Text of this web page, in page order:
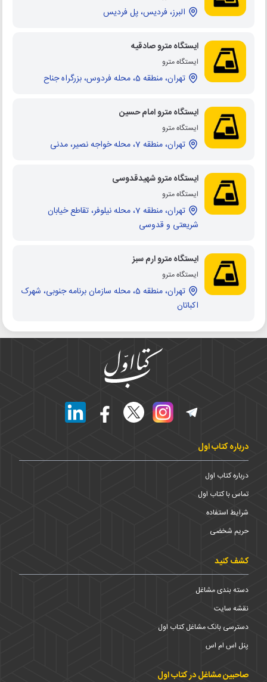
البرز، فردیس، پل فردیس
ایستگاه مترو صادقیه
ایستگاه مترو
تهران، منطقه 5، محله فردوس، بزرگراه جناح
ایستگاه مترو امام حسین
ایستگاه مترو
تهران، منطقه 7، محله خواجه نصیر، مدنی
ایستگاه مترو شهیدقدوسی
ایستگاه مترو
تهران، منطقه 7، محله نیلوفر، تقاطع خیابان
شریعتی و قدوسی
ایستگاه مترو ارم سبز
ایستگاه مترو
تهران، منطقه 5، محله سازمان برنامه جنوبی، شهرک
اکباتان
درباره کتاب اول
درباره کتاب اول
تماس با کتاب اول
شرایط استفاده
حریم شخضی
کشف کنید
دسته بندی مشاغل
نقشه سایت
دسترسی بانک مشاغل کتاب اول
پنل اس ام اس
صاحبین مشاغل در کتاب اول